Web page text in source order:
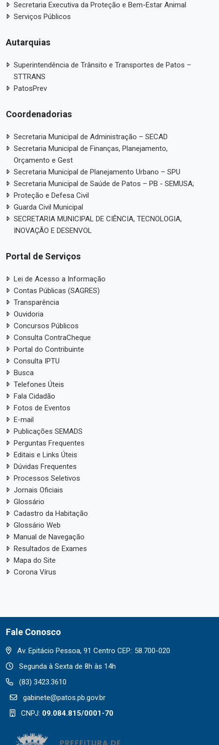
Secretaria Executiva da Proteção e Bem-Estar Animal
Serviços Públicos
Autarquias
Superintendência de Trânsito e Transportes de Patos –
STTRANS
PatosPrev
Coordenadorias
Secretaria Municipal de Administração – SECAD
Secretaria Municipal de Finanças, Planejamento,
Orçamento e Gest
Secretaria Municipal de Planejamento Urbano – SPU
Secretaria Municipal de Saúde de Patos – PB - SEMUSA;
Proteção e Defesa Civil
Guarda Civil Municipal
SECRETARIA MUNICIPAL DE CIÊNCIA, TECNOLOGIA,
INOVAÇÃO E DESENVOL
Portal de Serviços
Lei de Acesso a Informação
Contas Públicas (SAGRES)
Transparência
Ouvidoria
Concursos Públicos
Consulta ContraCheque
Portal do Contribuinte
Consulta IPTU
Busca
Telefones Úteis
Fala Cidadão
Fotos de Eventos
E-mail
Publicações SEMADS
Perguntas Frequentes
Editais e Links Úteis
Dúvidas Frequentes
Processos Seletivos
Jornais Oficiais
Glossário
Cadastro da Habitação
Glossário Web
Manual de Navegação
Resultados de Exames
Mapa do Site
Corona Vírus
Fale Conosco
Av. Epitácio Pessoa, 91 Centro CEP.: 58.700-020
Segunda à Sexta de 8h às 14h
(83) 3423.3610
gabinete@patos.pb.gov.br
CNPJ: 09.084.815/0001-70